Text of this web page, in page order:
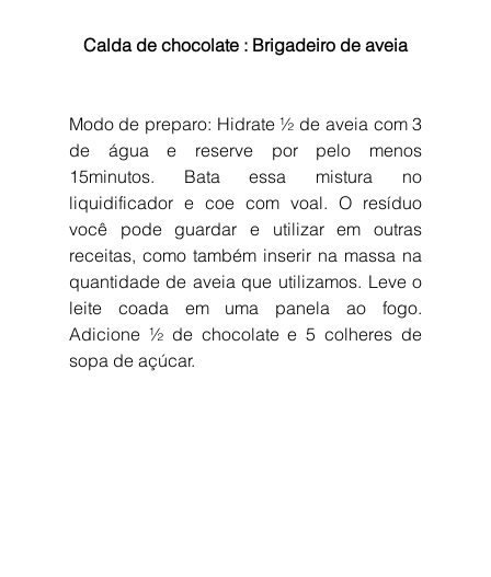
Calda de chocolate : Brigadeiro de aveia
Modo de preparo: Hidrate ½ de aveia com 3
de água e reserve por pelo menos
15minutos. Bata essa mistura no
liquidificador e coe com voal. O resíduo
você pode guardar e utilizar em outras
receitas, como também inserir na massa na
quantidade de aveia que utilizamos. Leve o
leite coada em uma panela ao fogo.
Adicione ½ de chocolate e 5 colheres de
sopa de açúcar.